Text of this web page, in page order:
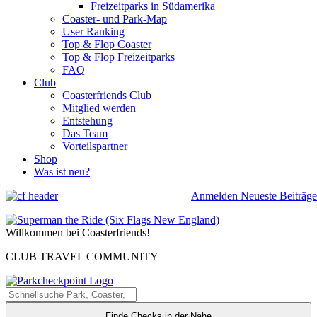
Freizeitparks in Südamerika
Coaster- und Park-Map
User Ranking
Top & Flop Coaster
Top & Flop Freizeitparks
FAQ
Club
Coasterfriends Club
Mitglied werden
Entstehung
Das Team
Vorteilspartner
Shop
Was ist neu?
Anmelden Neueste Beiträge
Willkommen bei Coasterfriends!
CLUB TRAVEL COMMUNITY